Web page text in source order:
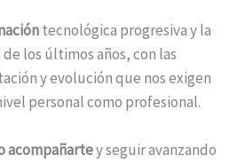
tecnológica progresiva y la
los últimos años, con las
y evolución que nos exigen
personal como profesional.
acompañartey seguir avanzando